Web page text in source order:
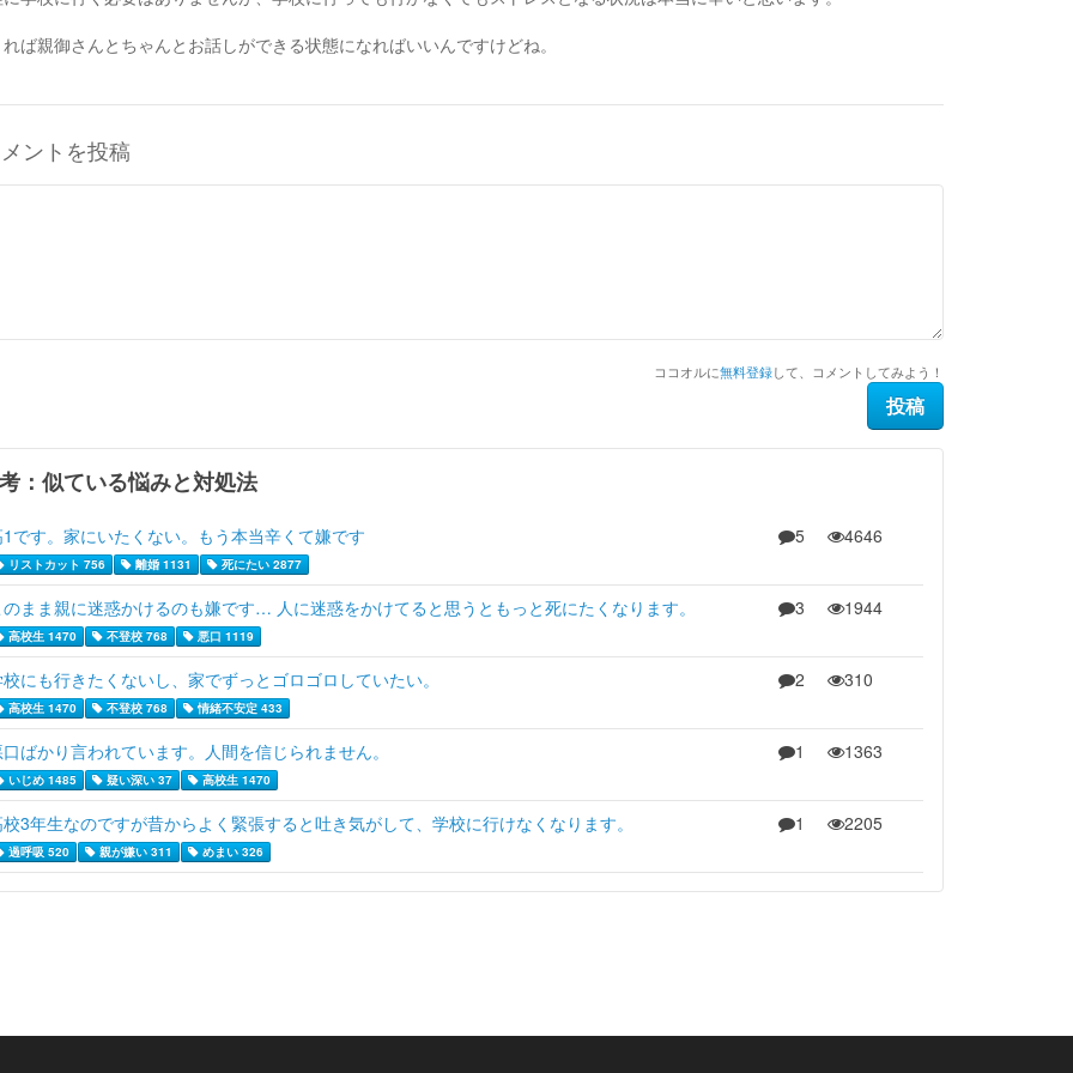
ば親御さんとちゃんとお話しができる状態になればいいんですけどね。
ントを投稿
ココオルに無料登録して、コメントしてみよう！
：似ている悩みと対処法
です。家にいたくない。もう本当辛くて嫌です
リストカット 756 離婚 1131 死にたい 2877
5 4646
まま親に迷惑かけるのも嫌です… 人に迷惑をかけてると思うともっと死にたくなります。
高校生 1470 不登校 768 悪口 1119
3 1944
にも行きたくないし、家でずっとゴロゴロしていたい。
高校生 1470 不登校 768 情緒不安定 433
2 310
ばかり言われています。人間を信じられません。
いじめ 1485 疑い深い 37 高校生 1470
1 1363
3年生なのですが昔からよく緊張すると吐き気がして、学校に行けなくなります。
過呼吸 520 親が嫌い 311 めまい 326
1 2205